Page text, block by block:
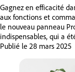
Gagnez en efficacité
aux fonctions et
le nouveau panneau
indispensables, qui a
Publié le 28 mars 2025